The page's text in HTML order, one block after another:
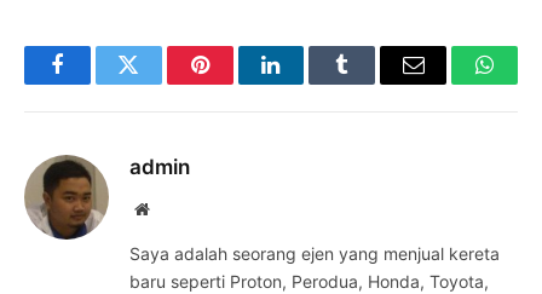
FacebookTwitter PinterestLinkedInTumblr Email
admin
Website
Saya adalah seorang ejen yang menjual kereta
baru seperti Proton, Perodua, Honda, Toyota,